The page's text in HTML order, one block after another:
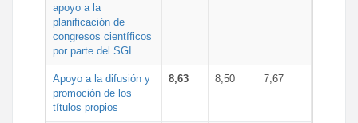
apoyo a la
planificación de
congresos científicos
por parte del SGI
Apoyo a la difusión y
promoción de los
títulos propios
8,63 8,50 7,67